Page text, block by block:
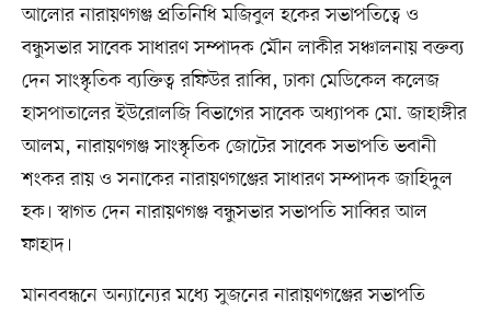
আলোর নারায়ণগঞ্জ প্রতিনিধি মজিবুল হকের সভাপতিত্বে ও
বন্ধুসভার সাবেক সাধারণ সম্পাদক মৌন লাকীর সঞ্চালনায় বক্তব্য
দেন সাংস্কৃতিক ব্যক্তিত্ব রফিউর রাব্বি, ঢাকা মেডিকেল কলেজ
হাসপাতালের ইউরোলজি বিভাগের সাবেক অধ্যাপক মো. জাহাঙ্গীর
আলম, নারায়ণগঞ্জ সাংস্কৃতিক জোটের সাবেক সভাপতি ভবানী
শংকর রায় ও সনাকের নারায়ণগঞ্জের সাধারণ সম্পাদক জাহিদুল
হক। স্বাগত দেন নারায়ণগঞ্জ বন্ধুসভার সভাপতি সাব্বির আল
ফাহাদ।
মানববন্ধনে অন্যান্যের মধ্যে সুজনের নারায়ণগঞ্জের সভাপতি